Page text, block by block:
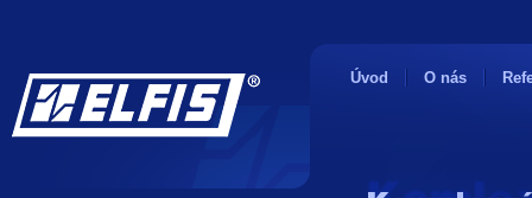
Úvod O nás